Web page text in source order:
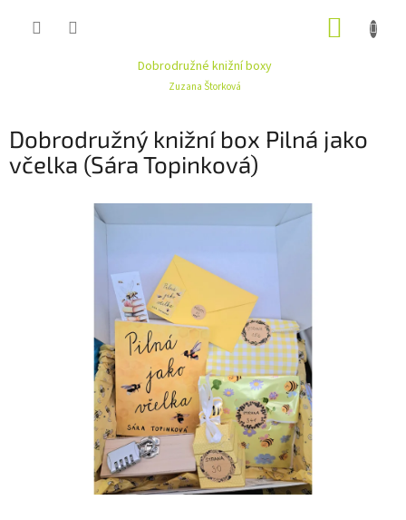
Dobrodružné knižní boxy
Zuzana Štorková
Dobrodružný knižní box Pilná jako
včelka (Sára Topinková)